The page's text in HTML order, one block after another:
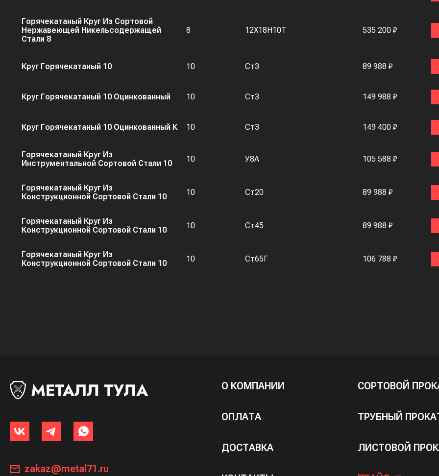
Горячекатаный Круг Из Сортовой
Нержавеющей Никельсодержащей
Стали 8
8 12Х18Н10Т 535 200 ₽
Круг Горячекатаный 10 10 Ст3 89 988 ₽
Круг Горячекатаный 10 Оцинкованный 10 Ст3 149 988 ₽
Круг Горячекатаный 10 Оцинкованный К 10 Ст3 149 400 ₽
Горячекатаный Круг Из
Инструментальной Сортовой Стали 10
10 У8А 105 588 ₽
Горячекатаный Круг Из
Конструкционной Сортовой Стали 10
10 Ст20 89 988 ₽
Горячекатаный Круг Из
Конструкционной Сортовой Стали 10
10 Ст45 89 988 ₽
Горячекатаный Круг Из
Конструкционной Сортовой Стали 10
10 Ст65Г 106 788 ₽
zakaz@metal71.ru
О КОМПАНИИ
ОПЛАТА
ДОСТАВКА
СОРТОВОЙ
ТРУБНЫЙ
ЛИСТОВОЙ